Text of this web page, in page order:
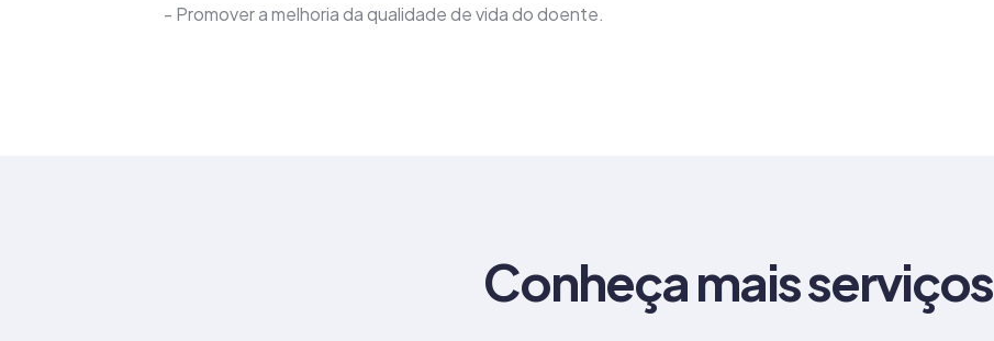
- Promover a melhoria da qualidade de vida do doente.
Conheça mais serviços